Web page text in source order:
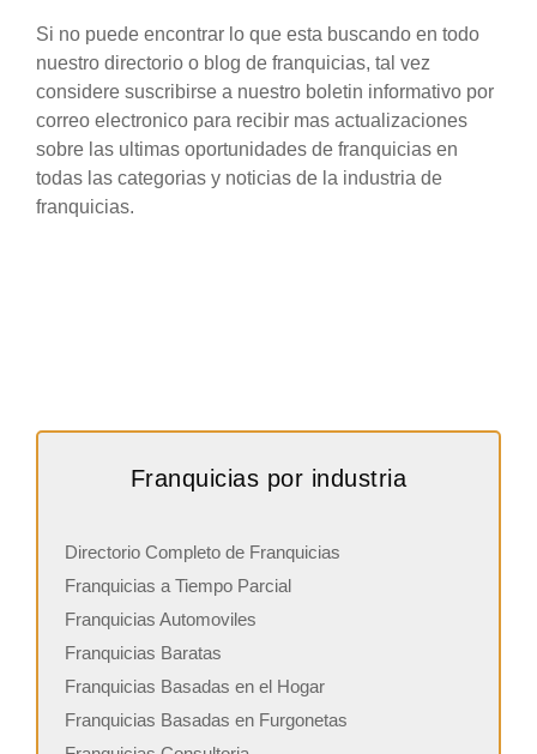
Si no puede encontrar lo que esta buscando en todo
nuestro directorio o blog de franquicias, tal vez
considere suscribirse a nuestro boletin informativo por
correo electronico para recibir mas actualizaciones
sobre las ultimas oportunidades de franquicias en
todas las categorias y noticias de la industria de
franquicias.
Franquicias por industria
Directorio Completo de Franquicias
Franquicias a Tiempo Parcial
Franquicias Automoviles
Franquicias Baratas
Franquicias Basadas en el Hogar
Franquicias Basadas en Furgonetas